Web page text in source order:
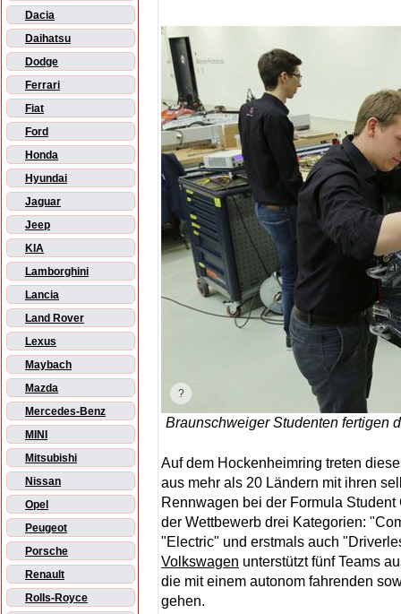
Dacia
Daihatsu
Dodge
Ferrari
Fiat
Ford
Honda
Hyundai
Jaguar
Jeep
KIA
Lamborghini
Lancia
Land Rover
Lexus
Maybach
Mazda
Mercedes-Benz
MINI
Mitsubishi
Nissan
Opel
Peugeot
Porsche
Renault
Rolls-Royce
Braunschweiger Studenten fertigen
Auf dem Hockenheimring treten
aus mehr als 20 Ländern mit ihren
Rennwagen bei der Formula
der Wettbewerb drei Kategorien:
"Electric" und erstmals auch
Volkswagen unterstützt fünf Teams
die mit einem autonom fahrenden
gehen.